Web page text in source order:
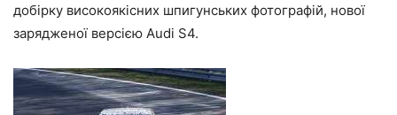
добірку високоякісних шпигунських фотографій, нової
зарядженої версією Audi S4.